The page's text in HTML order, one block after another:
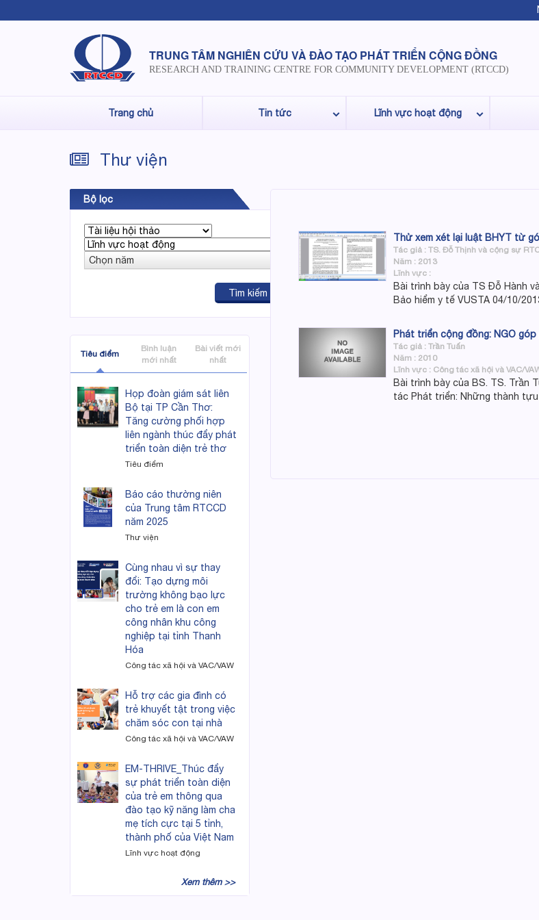
TRUNG TÂM NGHIÊN CỨU VÀ ĐÀO TẠO PHÁT TRIỂN CỘNG ĐỒNG
RESEARCH AND TRAINING CENTRE FOR COMMUNITY DEVELOPMENT (RTCCD)
Trang chủ Tin tức Lĩnh vực hoạt động
Thư viện
Bộ lọc
Tiêu điểm
Bình luận
mới nhất
Bài viết mới
nhất
Họp đoàn giám sát liên
Bộ tại TP Cần Thơ:
Tăng cường phối hợp
liên ngành thúc đẩy phát
triển toàn diện trẻ thơ
Tiêu điểm
Báo cáo thường niên
của Trung tâm RTCCD
năm 2025
Thư viện
Cùng nhau vì sự thay
đổi: Tạo dựng môi
trường không bạo lực
cho trẻ em là con em
công nhân khu công
nghiệp tại tỉnh Thanh
Hóa
Công tác xã hội và VAC/VAW
Hỗ trợ các gia đình có
trẻ khuyết tật trong việc
chăm sóc con tại nhà
Công tác xã hội và VAC/VAW
EM-THRIVE_Thúc đẩy
sự phát triển toàn diện
của trẻ em thông qua
đào tạo kỹ năng làm cha
mẹ tích cực tại 5 tỉnh,
thành phố của Việt Nam
Lĩnh vực hoạt động
Xem thêm >>
Thử xem xét lại luật BHYT từ
Tác giả : TS. Đỗ Thịnh và cộng sự
Năm : 2013
Lĩnh vực :
Bài trình bày của TS Đỗ Hành
Bảo hiểm y tế VUSTA 04/10/
Phát triển cộng đồng: NGO
Tác giả : Trần Tuấn
Năm : 2010
Lĩnh vực : Công tác xã hội và VAC/
Bài trình bày của BS. TS. Trần
tác Phát triển: Những thành